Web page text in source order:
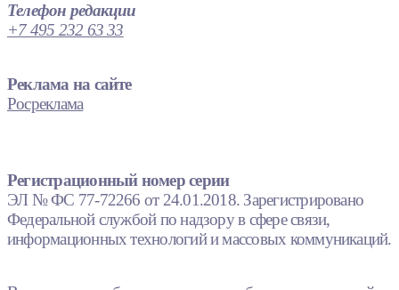
Телефон редакции
+7 495 232 63 33
Реклама на сайте
Росреклама
Регистрационный номер серии
ЭЛ № ФС 77-72266 от 24.01.2018. Зарегистрировано
Федеральной службой по надзору в сфере связи,
информационных технологий и массовых коммуникаций.